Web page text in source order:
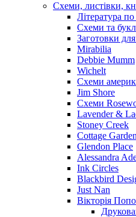
Схеми, листівки,
Література
Схеми та
Заготовки
Mirabilia
Debbie Mumm
Wichelt
Схеми
Jim Shore
Cхеми
Lavender &
Stoney Creek
Cottage
Glendon Place
Alessandra
Ink Circles
Blackbird
Just Nan
Вікторія